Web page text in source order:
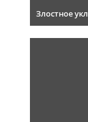
Злостное